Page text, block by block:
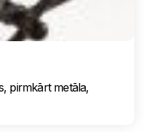
pirmkārt metāla,